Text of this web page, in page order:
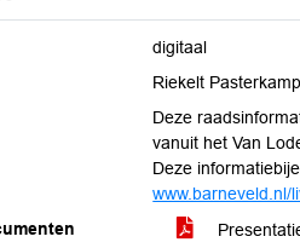
digitaal
Riekelt Pasterkamp
Deze
vanuit het Van
Deze
www.barneveld.nl/